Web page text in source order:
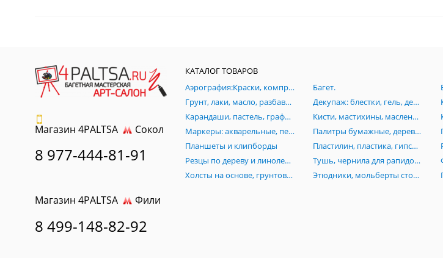
Магазин 4PALTSA Сокол
8 977-444-81-91
Магазин 4PALTSA Фили
8 499-148-82-92
КАТАЛОГ ТОВАРОВ
Аэрография:Краски, компрессоры, аэрогрофы, комплектующие.
Багет.
Грунт, лаки, масло, разбавители, пасты, вспомагательные средства для живописи
Декупаж: блестки, гель, деревянные заготовки, лак, клей, маски, мозаика, платки
Карандаши, пастель, графика, растушевки, черчение, изографы, лайнеры, рапидографы, роллеры
Кисти, мастихины, масленки, стаканы
Маркеры: акварельные, перманентные, Promarker, нитро-основе, каллиграфические, текстовыделители
Палитры бумажные, деревянные, акриловые, пластиковые
Планшеты и клипборды
Пластилин, пластика, гипсовые изделия (бюсты, орнаменты, головы), манекены
Резцы по дереву и линолеуму, стеки
Тушь, чернила для рапидографов
Холсты на основе, грунтованный картон, холст на подрамниках, инструменты
Этюдники, мольберты столы, стулья